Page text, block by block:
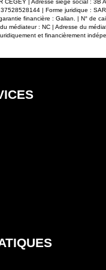
| Forme juridique :
financière : Galian. | N° de
médiateur : NC | Adresse du
et financièrement